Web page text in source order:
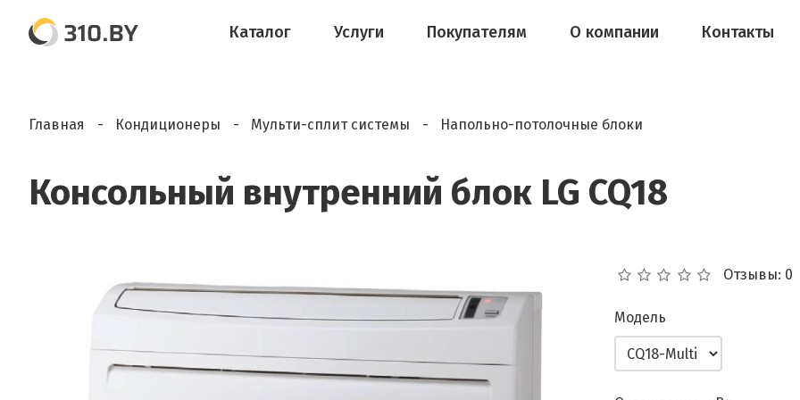
Каталог Услуги Покупателям О компании Контакты
Главная Кондиционеры Мульти-сплит системы Напольно-потолочные блоки
Консольный внутренний блок LG CQ18
Отзывы: 0
Модель